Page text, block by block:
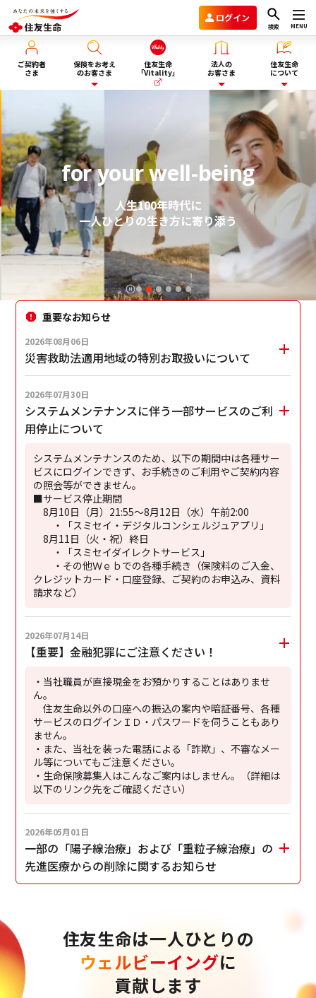
ログイン
検索 MENU
ご契約者
さま
保険をお考え
のお客さま
保険を選ぶ
商品一覧
ライフイベント・目的から選
ぶ
保険選びにお悩みの方へ
ぴったり保険セレクター
資料請求
住友生命
「Vitality」
法人の
お客さま
企業年金のお客さま
団体保険と財形保険のお客さま
ウェルビーイング向上サービス
Vitality福利厚生タイプ
法人向け商品のご案内
ビジネスサポートプログラム
スミセイ法人クラブ
住友生命
について
住友生命グループVision2030
会社情報
サステナビリティ
採用情報
for your well-being
人生100年時代に
一人ひとりの生き方に寄り添う
重要なお知らせ
2026年08月06日
災害救助法適用地域の特別お取扱いについて
2026年07月30日
システムメンテナンスに伴う一部サービスのご利
用停止について
システムメンテナンスのため、以下の期間中は各種サー
ビスにログインできず、お手続きのご利用やご契約内容
の照会等ができません。
■サービス停止期間
8月10日（月）21:55～8月12日（水）午前2:00
・「スミセイ・デジタルコンシェルジュアプリ」
8月11日（火・祝）終日
・「スミセイダイレクトサービス」
・その他Ｗｅｂでの各種手続き（保険料のご入金、
クレジットカード・口座登録、ご契約のお申込み、資料
請求など）
2026年07月14日
【重要】金融犯罪にご注意ください！
・当社職員が直接現金をお預かりすることはありませ
ん。
住友生命以外の口座への振込の案内や暗証番号、各種
サービスのログインＩＤ・パスワードを伺うこともあり
ません。
・また、当社を装った電話による「詐欺」、不審なメー
ル等についてもご注意ください。
・生命保険募集人はこんなご案内はしません。（詳細は
以下のリンク先をご確認ください）
2026年05月01日
一部の「陽子線治療」および「重粒子線治療」の
先進医療からの削除に関するお知らせ
住友生命は一人ひとりの
ウェルビーイングに
貢献します